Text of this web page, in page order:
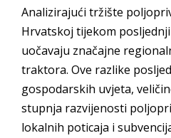
Analizirajući tržište
Hrvatskoj tijekom
uočavaju značajne
traktora. Ove razlike
gospodarskih uvjeta,
stupnja razvijenosti
lokalnih poticaja i